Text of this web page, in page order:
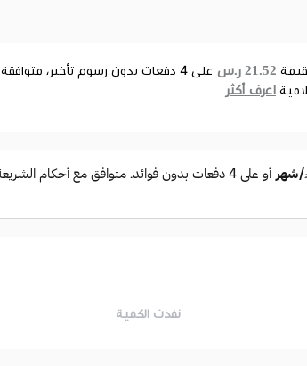
21.52 ر.س على 4 دفعات بدون رسوم تأخير، متوافقة
اعرف أكثر
نفدت الكمية